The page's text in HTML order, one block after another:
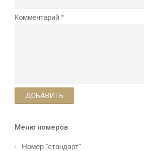
Комментарий
ДОБАВИТЬ
Меню номеров
Номер "стандарт"